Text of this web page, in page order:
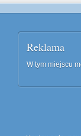
Reklama
W tym miejscu